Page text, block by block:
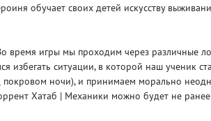
обучает своих детей искусству
время игры мы проходим через различные
избегать ситуации, в которой наш ученик
покровом ночи), и принимаем морально
Хатаб | Механики можно будет не ранее
Рейтинг
3/ 5.0 65 ГБ